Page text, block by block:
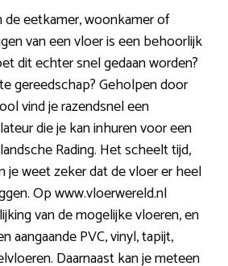
de eetkamer, woonkamer of
van een vloer is een behoorlijk
dit echter snel gedaan worden?
gereedschap? Geholpen door
vind je razendsnel een
die je kan inhuren voor een
Rading. Het scheelt tijd,
weet zeker dat de vloer er heel
Op www.vloerwereld.nl
van de mogelijke vloeren, en
aangaande PVC, vinyl, tapijt,
Daarnaast kan je meteen